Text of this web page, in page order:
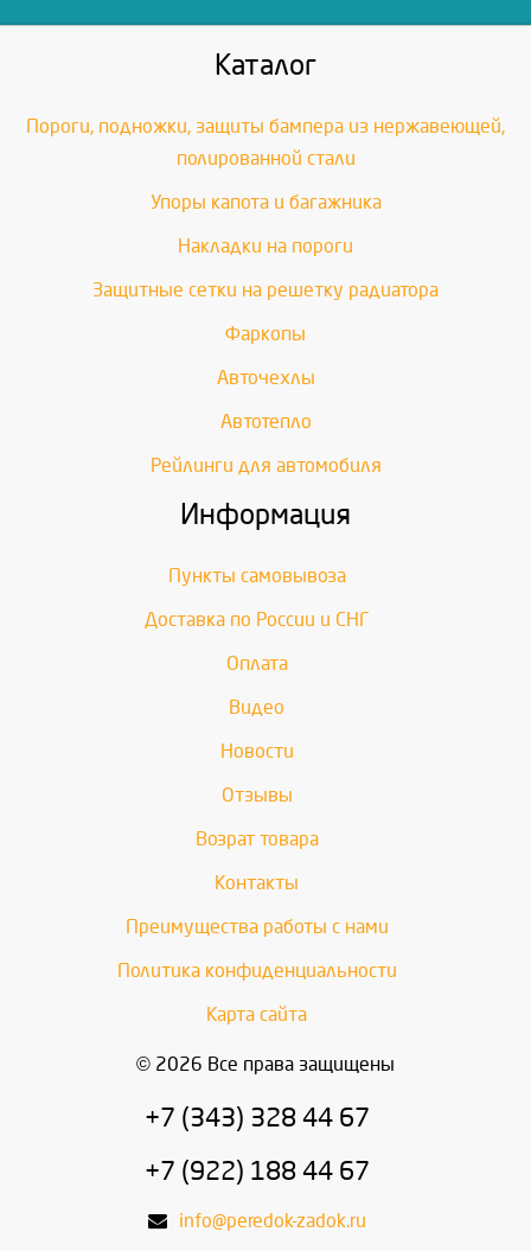
Каталог
Пороги, подножки, защиты бампера из нержавеющей,
полированной стали
Упоры капота и багажника
Накладки на пороги
Защитные сетки на решетку радиатора
Фаркопы
Авточехлы
Автотепло
Рейлинги для автомобиля
Информация
Пункты самовывоза
Доставка по России и СНГ
Оплата
Видео
Новости
Отзывы
Возрат товара
Контакты
Преимущества работы с нами
Политика конфиденциальности
Карта сайта
© 2026 Все права защищены
+7 (343) 328 44 67
+7 (922) 188 44 67
info@peredok-zadok.ru